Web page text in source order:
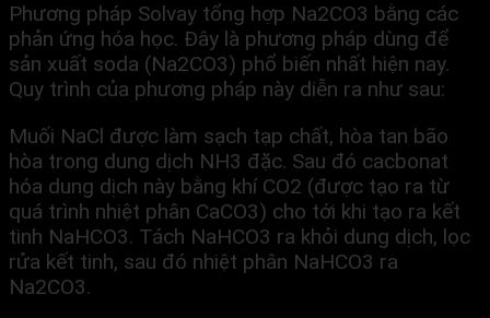
Phương pháp Solvay tổng hợp Na2CO3 bằng các
phản ứng hóa học. Đây là phương pháp dùng để
sản xuất soda (Na2CO3) phổ biến nhất hiện nay.
Quy trình của phương pháp này diễn ra như sau:
Muối NaCl được làm sạch tạp chất, hòa tan bão
hòa trong dung dịch NH3 đặc. Sau đó cacbonat
hóa dung dịch này bằng khí CO2 (được tạo ra từ
quá trình nhiệt phân CaCO3) cho tới khi tạo ra kết
tinh NaHCO3. Tách NaHCO3 ra khỏi dung dịch, lọc
rửa kết tinh, sau đó nhiệt phân NaHCO3 ra
Na2CO3.